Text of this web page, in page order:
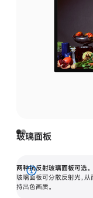
玻璃面板
两种抗反射玻璃面板可选。
玻璃面板可分散反射光，
持出色画质。
展
开